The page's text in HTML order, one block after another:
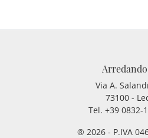
Via A.
73100 -
Tel. +39 0832-
® 2026 - P.IVA